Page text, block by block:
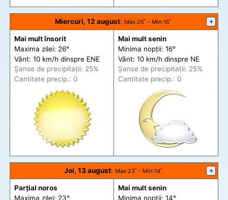
Miercuri, 12 august: Max:26˚ - Min:16˚ +
Mai mult însorit
Maxima zilei: 26°
Vânt: 10 km/h dinspre ENE
Șanse de precipitații: 25%
Cantitate precip.: 0
Mai mult senin
Minima nopții: 16°
Vânt: 10 km/h dinspre NE
Șanse de precipitații: 25%
Cantitate precip.: 0
Joi, 13 august: Max:23˚ - Min:14˚ +
Parțial noros
Maxima zilei: 23°
Mai mult senin
Minima nopții: 14°